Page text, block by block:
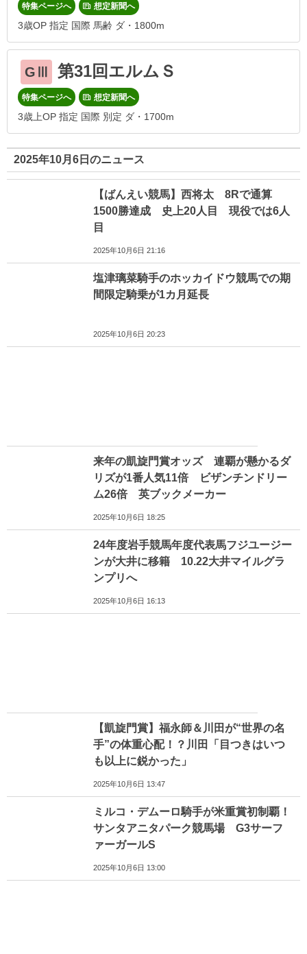
特集ページへ 想定新聞へ
3歳OP 指定 国際 馬齢 ダ・1800m
GⅢ 第31回エルムＳ
特集ページへ 想定新聞へ
3歳上OP 指定 国際 別定 ダ・1700m
2025年10月6日のニュース
【ばんえい競馬】西将太 8Rで通算
1500勝達成 史上20人目 現役では6人
目
2025年10月6日 21:16
塩津璃菜騎手のホッカイドウ競馬での期
間限定騎乗が1カ月延長
2025年10月6日 20:23
来年の凱旋門賞オッズ 連覇が懸かるダ
リズが1番人気11倍 ビザンチンドリー
ム26倍 英ブックメーカー
2025年10月6日 18:25
24年度岩手競馬年度代表馬フジユージー
ンが大井に移籍 10.22大井マイルグラ
ンプリへ
2025年10月6日 16:13
【凱旋門賞】福永師＆川田が“世界の名
手”の体重心配！？川田「目つきはいつ
も以上に鋭かった」
2025年10月6日 13:47
ミルコ・デムーロ騎手が米重賞初制覇！
サンタアニタパーク競馬場 G3サーフ
ァーガールS
2025年10月6日 13:00